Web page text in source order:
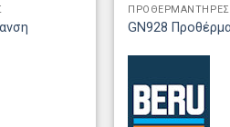
ΠΡΟΘΕΡΜΑΝΤΗΡΕΣ
GN928